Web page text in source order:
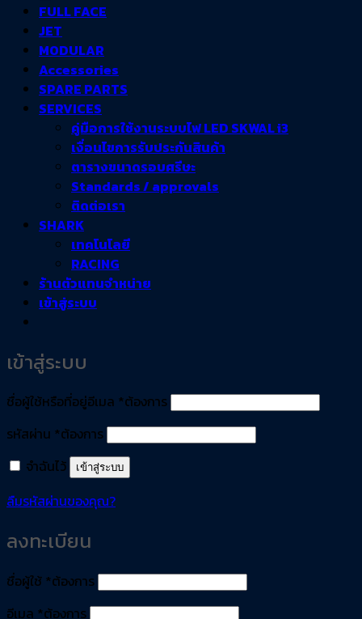
FULL FACE
JET
MODULAR
Accessories
SPARE PARTS
SERVICES
คู่มือการใช้งานระบบไฟ LED SKWAL i3
เงื่อนไขการรับประกันสินค้า
ตารางขนาดรอบศรีษะ
Standards / approvals
ติดต่อเรา
SHARK
เทคโนโลยี
RACING
ร้านตัวแทนจำหน่าย
เข้าสู่ระบบ
เข้าสู่ระบบ
ชื่อผู้ใช้หรือที่อยู่อีเมล *ต้องการ
รหัสผ่าน *ต้องการ
จำฉันไว้
เข้าสู่ระบบ
ลืมรหัสผ่านของคุณ?
ลงทะเบียน
ชื่อผู้ใช้ *ต้องการ
อีเมล *ต้องการ